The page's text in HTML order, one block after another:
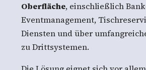
Oberfläche, einschließlich
Eventmanagement,
Diensten und über
zu Drittsystemen.